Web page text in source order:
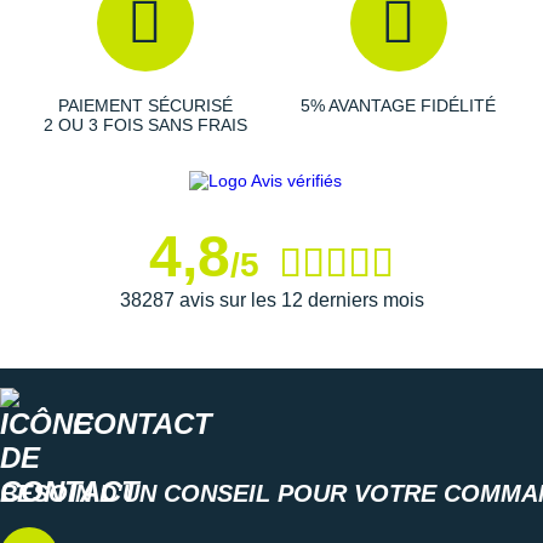
PAIEMENT SÉCURISÉ
2 OU 3 FOIS SANS FRAIS
5% AVANTAGE FIDÉLITÉ
4,8/5
38287 avis sur les 12 derniers mois
CONTACT
BESOIN D'UN CONSEIL POUR VOTRE